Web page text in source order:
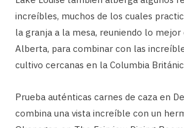
increíbles, muchos de los cuales
la granja a la mesa, reuniendo lo mejor
Alberta, para combinar con las
cultivo cercanas en la Columbia
Prueba auténticas carnes de caza en
combina una vista increíble con un